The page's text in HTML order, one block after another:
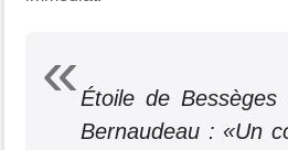
Étoile de Bessèges
Bernaudeau : «Un